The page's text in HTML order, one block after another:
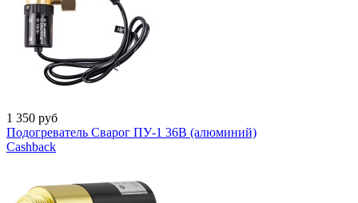
1 350 руб
Подогреватель Сварог ПУ-1 36В (алюминий)
Cashback